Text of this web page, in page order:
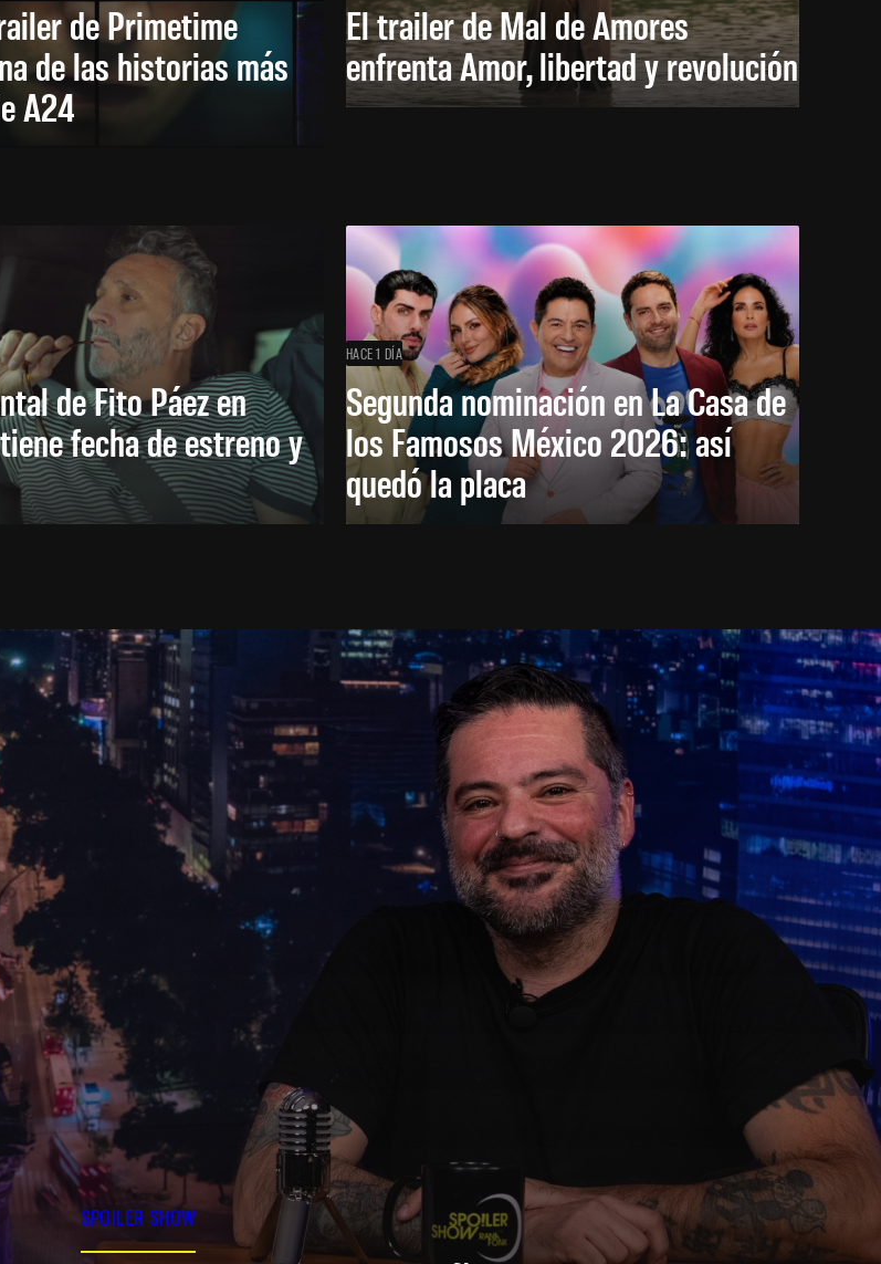
de Primetime
de las historias más
A24
El trailer de Mal de Amores
enfrenta Amor, libertad y revolución
de Fito Páez en
fecha de estreno y
HACE 1 DÍA
Segunda nominación en La Casa de
los Famosos México 2026: así
quedó la placa
SPOILER SHOW